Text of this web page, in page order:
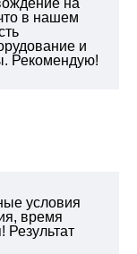
на
в нашем
и
Рекомендую!
условия
время
Результат